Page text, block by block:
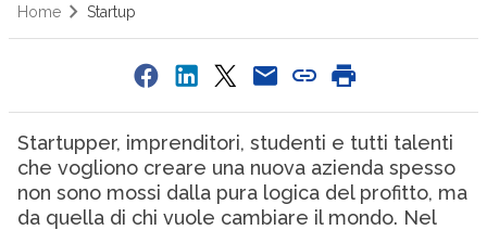
Home Startup
Startupper, imprenditori, studenti e tutti talenti
che vogliono creare una nuova azienda spesso
non sono mossi dalla pura logica del profitto, ma
da quella di chi vuole cambiare il mondo. Nel